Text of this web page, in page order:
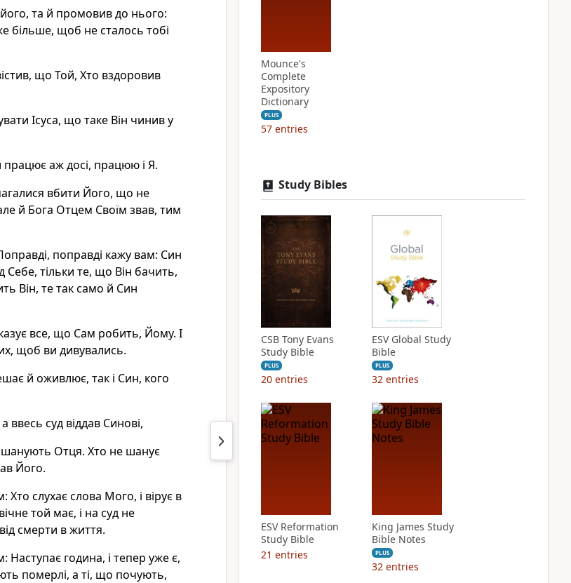
його, та й промовив до нього:
більше, щоб не сталось тобі
що Той, Хто вздоровив
Ісуса, що таке Він чинив у
працює аж досі, працюю і Я.
вбити Його, що не
й Бога Отцем Своїм звав, тим
поправді кажу вам: Син
тільки те, що Він бачить,
Він, те так само й Син
все, що Сам робить, Йому. І
щоб ви дивувались.
й оживлює, так і Син, кого
ввесь суд віддав Синові,
шанують Отця. Хто не шанує
Його.
слухає слова Мого, і вірує в
той має, і на суд не
смерти в життя.
Наступає година, і тепер уже є,
померлі, а ті, що почують,
Mounce's
Complete
Expository
Dictionary
PLUS
57 entries
Study Bibles
CSB Tony Evans
Study Bible
PLUS
20 entries
ESV Global Study
Bible
PLUS
32 entries
ESV Reformation
Study Bible
21 entries
King James Study
Bible Notes
PLUS
32 entries